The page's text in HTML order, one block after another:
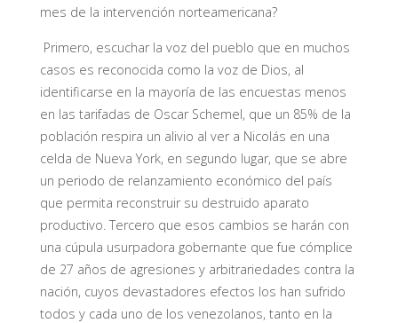
mes de la intervención norteamericana?
Primero, escuchar la voz del pueblo que en muchos
casos es reconocida como la voz de Dios, al
identificarse en la mayoría de las encuestas menos
en las tarifadas de Oscar Schemel, que un 85% de la
población respira un alivio al ver a Nicolás en una
celda de Nueva York, en segundo lugar, que se abre
un periodo de relanzamiento económico del país
que permita reconstruir su destruido aparato
productivo. Tercero que esos cambios se harán con
una cúpula usurpadora gobernante que fue cómplice
de 27 años de agresiones y arbitrariedades contra la
nación, cuyos devastadores efectos los han sufrido
todos y cada uno de los venezolanos, tanto en la